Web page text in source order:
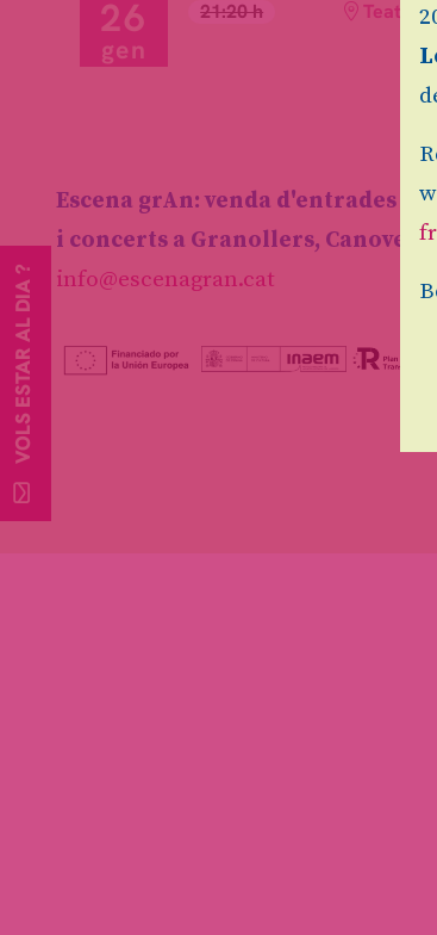
VOLS ESTAR AL DIA ?
26
gen
21:20 h Teatre
Escena grAn: venda d'entrades
i concerts a Granollers,
info@escenagran.cat